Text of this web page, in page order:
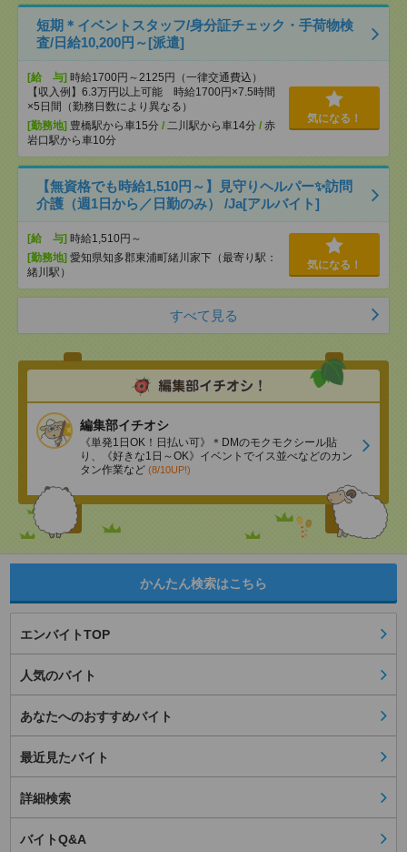
短期＊イベントスタッフ/身分証チェック・手荷物検
査/日給10,200円～[派遣]
[給 与] 時給1700円～2125円（一律交通費込）
【収入例】6.3万円以上可能 時給1700円×7.5時間
×5日間（勤務日数により異なる）
[勤務地] 豊橋駅から車15分 / 二川駅から車14分 / 赤
岩口駅から車10分
気になる！
【無資格でも時給1,510円～】見守りヘルパー✨訪問
介護（週1日から／日勤のみ） /Ja[アルバイト]
[給 与] 時給1,510円～
[勤務地] 愛知県知多郡東浦町緒川家下（最寄り駅：
緒川駅）
気になる！
すべて見る
編集部イチオシ
《単発1日OK！日払い可》＊DMのモクモクシール貼
り、《好きな1日～OK》イベントでイス並べなどのカン
タン作業など (8/10UP!)
かんたん検索はこちら
エンバイトTOP
人気のバイト
あなたへのおすすめバイト
最近見たバイト
詳細検索
バイトQ&A